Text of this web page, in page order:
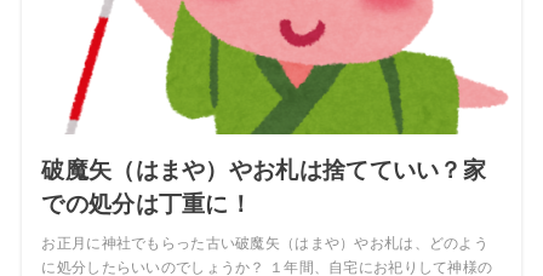
破魔矢（はまや）やお札は捨てていい？家
での処分は丁重に！
お正月に神社でもらった古い破魔矢（はまや）やお札は、どのよう
に処分したらいいのでしょうか？ １年間、自宅にお祀りして神様の